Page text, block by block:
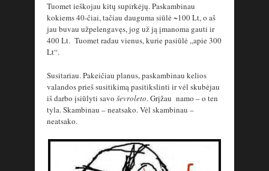
Tuomet ieškojau kitų supirkėjų. Paskambinau
kokiems 40-čiai, tačiau dauguma siūlė ~100 Lt, o aš
jau buvau užpelengavęs, jog už ją įmanoma gauti ir
400 Lt. Tuomet radau vienus, kurie pasiūlė „apie 300
Lt“.
Susitariau. Pakeičiau planus, paskambinau kelios
valandos prieš susitikimą pasitikslinti ir vėl skubėjau
iš darbo įsiūlyti savo ševroleto. Grįžau namo – o ten
tyla. Skambinau – neatsako. Vėl skambinau –
neatsako.